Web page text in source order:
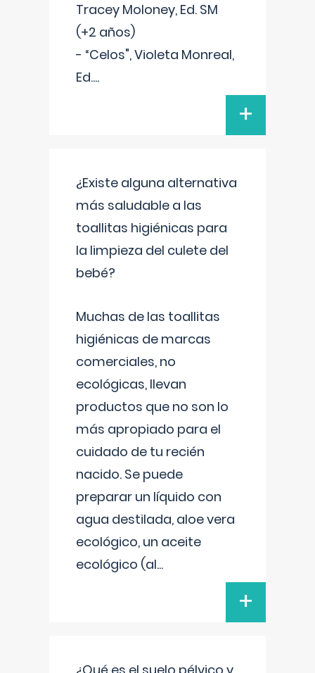
Tracey Moloney, Ed. SM
(+2 años)
- “Celos", Violeta Monreal,
Ed....
+
¿Existe alguna alternativa
más saludable a las
toallitas higiénicas para
la limpieza del culete del
bebé?
Muchas de las toallitas
higiénicas de marcas
comerciales, no
ecológicas, llevan
productos que no son lo
más apropiado para el
cuidado de tu recién
nacido. Se puede
preparar un líquido con
agua destilada, aloe vera
ecológico, un aceite
ecológico (al...
+